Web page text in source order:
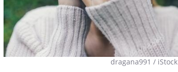
dragana991 / iStock
: un
sur son
France
Toujours
comment le travail
empiète de plus
sur nos soirées